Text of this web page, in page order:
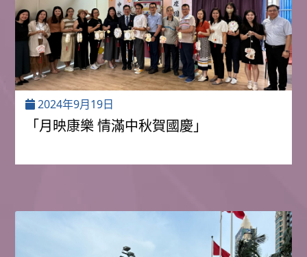
2024年9月19日
「月映康樂 情滿中秋賀國慶」